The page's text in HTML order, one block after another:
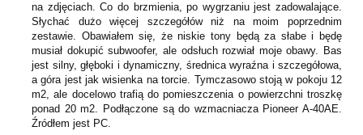
na zdjęciach. Co do brzmienia, po wygrzaniu jest zadowalające.
Słychać dużo więcej szczegółów niż na moim poprzednim
zestawie. Obawiałem się, że niskie tony będą za słabe i będę
musiał dokupić subwoofer, ale odsłuch rozwiał moje obawy. Bas
jest silny, głęboki i dynamiczny, średnica wyraźna i szczegółowa,
a góra jest jak wisienka na torcie. Tymczasowo stoją w pokoju 12
m2, ale docelowo trafią do pomieszczenia o powierzchni troszkę
ponad 20 m2. Podłączone są do wzmacniacza Pioneer A-40AE.
Źródłem jest PC.